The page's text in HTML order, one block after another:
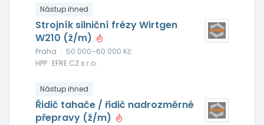
Nástup ihned
Strojník silniční frézy Wirtgen
W210 (ž/m)
Praha · 50 000–60 000 Kč
HPP · EFRE CZ s.r.o.
Nástup ihned
Řidič tahače / řidič nadrozměrné
přepravy (ž/m)